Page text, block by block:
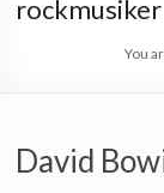
rockmusiker
You
David